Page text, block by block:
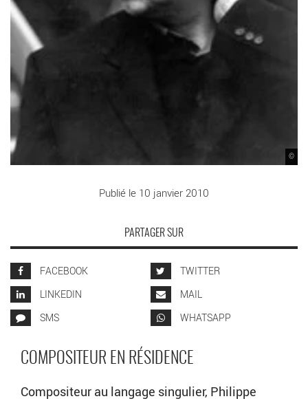
©
Publié le 10 janvier 2010
PARTAGER SUR
FACEBOOK
TWITTER
LINKEDIN
MAIL
SMS
WHATSAPP
COMPOSITEUR EN RÉSIDENCE
Compositeur au langage singulier, Philippe